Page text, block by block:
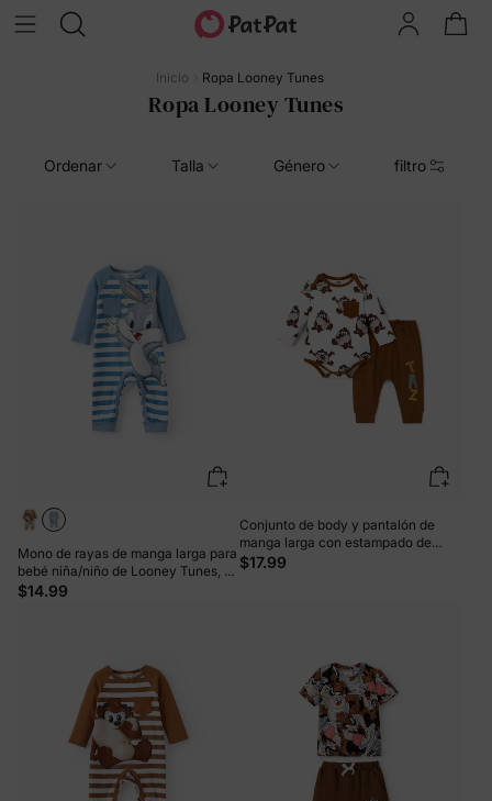
Inicio Ropa Looney Tunes
Ropa Looney Tunes
Ordenar Talla Género filtro
Mono de rayas de manga larga para
bebé niña/niño de Looney Tunes, 1
pieza, azul cielo
$14.99
Conjunto de body y pantalón de
manga larga con estampado de
personajes de Looney Tunes para
$17.99